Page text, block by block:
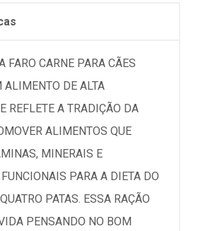
FARO CARNE PARA CÃES
ALIMENTO DE ALTA
REFLETE A TRADIÇÃO DA
ALIMENTOS QUE
MINERAIS E
PARA A DIETA DO
PATAS. ESSA RAÇÃO
PENSANDO NO BOM